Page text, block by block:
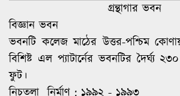
গ্রন্থাগার ভবন
বিজ্ঞান ভবন
ভবনটি কলেজ মাঠের উত্তর-পশ্চিম
বিশিষ্ট এল প্যাটার্নের ভবনটির দৈর্ঘ্য
ফুট।
নিচতলা নির্মাণ : ১৯৯২ - ১৯৯৩